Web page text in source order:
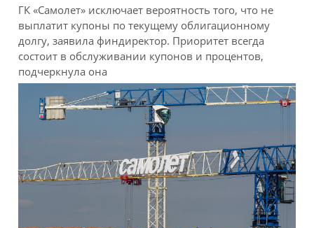
ГК «Самолет» исключает вероятность того, что не
выплатит купоны по текущему облигационному
долгу, заявила финдиректор. Приоритет всегда
состоит в обслуживании купонов и процентов,
подчеркнула она